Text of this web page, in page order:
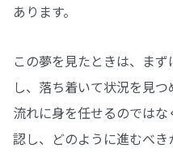
あります。
この夢を見たときは、ま
し、落ち着いて状況を見
流れに身を任せるのでは
認し、どのように進むべ